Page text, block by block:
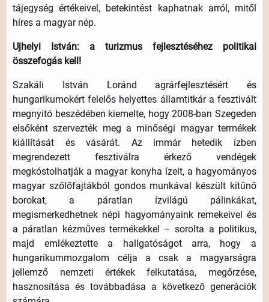
tájegység értékeivel, betekintést kaphatnak arról, mitől
híres a magyar nép.
Ujhelyi István: a turizmus fejlesztéséhez politikai
összefogás kell!
Szakáli István Loránd agrárfejlesztésért és
hungarikumokért felelős helyettes államtitkár a fesztivált
megnyitó beszédében kiemelte, hogy 2008-ban Szegeden
elsőként szervezték meg a minőségi magyar termékek
kiállítását és vásárát. Az immár hetedik ízben
megrendezett fesztiválra érkező vendégek
megkóstolhatják a magyar konyha ízeit, a hagyományos
magyar szőlőfajtákból gondos munkával készült kitűnő
borokat, a páratlan ízvilágú pálinkákat,
megismerkedhetnek népi hagyományaink remekeivel és
a páratlan kézműves termékekkel – sorolta a politikus,
majd emlékeztette a hallgatóságot arra, hogy a
hungarikummozgalom célja a csak a magyarságra
jellemző nemzeti értékek felkutatása, megőrzése,
hasznosítása és továbbadása a következő generációk